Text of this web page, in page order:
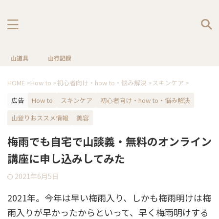
山道具 山行記録
HOME >How to >初心者向け・how to・悩み解決 >スキンケア >
広告
How to スキンケア
初心者向け・how to・悩み解決
山登りおススメ情報
美容
梅雨でも自宅で山談義・無料のオンライン
講座に申し込みしてみた
2021年6月5日
2021年。今年は早い梅雨入り、しかも梅雨明けは梅
雨入りが早かったからといって、早く梅雨明けする